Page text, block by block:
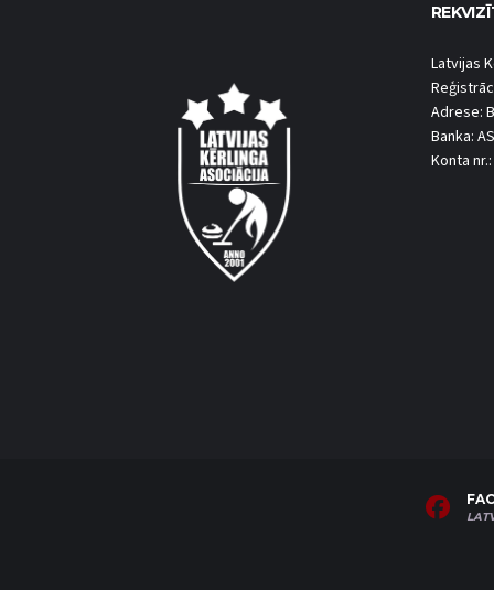
Latvijas
Adrese:
Banka:
Konta